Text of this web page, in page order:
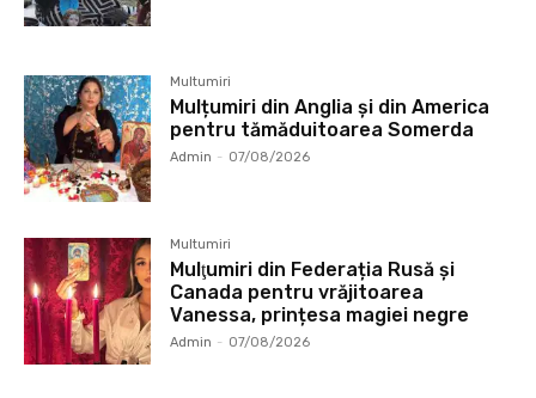
Multumiri
Mulțumiri din Anglia și din America
pentru tămăduitoarea Somerda
Admin - 07/08/2026
Multumiri
Mulţumiri din Federația Rusă și
Canada pentru vrăjitoarea
Vanessa, prințesa magiei negre
Admin - 07/08/2026